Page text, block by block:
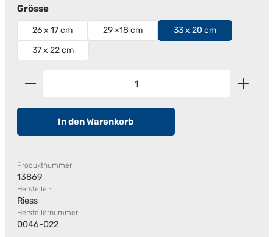
Grösseauswählen
26 x 17 cm 29 ×18 cm
33 x 20 cm
37 x 22 cm
Produkt Anzahl: Gib den gewünschten Wert ein
In den Warenkorb
Produktnummer:
13869
Hersteller:
Riess
Herstellernummer:
0046-022